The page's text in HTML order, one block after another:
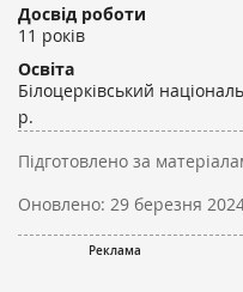
Досвід роботи
11 років
Освіта
Білоцерківський
р.
Підготовлено за
Оновлено: 29 березня